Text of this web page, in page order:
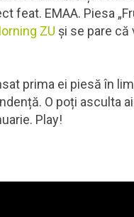
feat. EMAA. Piesa
ZU și se pare că
prima ei piesă în
O poți asculta
Play!